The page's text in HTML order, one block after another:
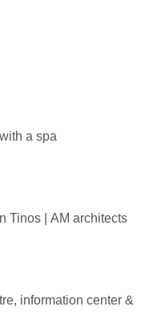
a spa
Tinos | ΑΜ architects
information center &